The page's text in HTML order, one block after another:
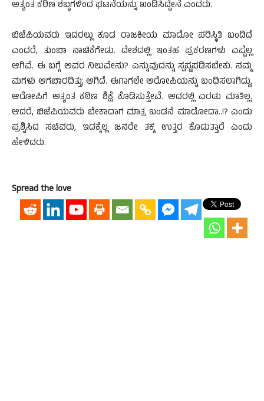
ಅತ್ಯಂತ ಕಠಿಣ ಶಬ್ಧಗಳಿಂದ ಘಟನೆಯನ್ನು ಖಂಡಿಸಿದ್ದೇನೆ ಎಂದರು.
ಬಿಜೆಪಿಯವರು ಇದರಲ್ಲು ಕೂಡ ರಾಜಕೀಯ ಮಾಡೋ ಪರಿಸ್ಥಿತಿ ಬಂದಿದೆ
ಎಂದರೆ, ತುಂಬಾ ನಾಚಿಕೆಗೇಡು. ದೇಶದಲ್ಲಿ ಇಂತಹ ಪ್ರಕರಣಗಳು ಎಷ್ಟೆಲ್ಲ
ಆಗಿವೆ. ಈ ಬಗ್ಗೆ ಅವರ ನಿಲುವೇನು? ಎನ್ನುವುದನ್ನು ಸ್ಪಷ್ಟಪಡಿಸಬೇಕು. ನಮ್ಮ
ಮಗಳು ಆಗಬಾರದಿತ್ತು; ಆಗಿದೆ. ಈಗಾಗಲೇ ಆರೋಪಿಯನ್ನು ಬಂಧಿಸಲಾಗಿದ್ದು,
ಆರೋಪಿಗೆ ಅತ್ಯಂತ ಕಠಿಣ ಶಿಕ್ಷೆ ಕೊಡಿಸುತ್ತೇವೆ. ಅದರಲ್ಲಿ ಎರಡು ಮಾತಿಲ್ಲ.
ಆದರೆ, ಬಿಜೆಪಿಯವರು ಬೇಕಾದಾಗ ಮಾತ್ರ ಖಂಡನೆ ಮಾಡೋದಾ..!? ಎಂದು
ಪ್ರಶ್ನಿಸಿದ ಸಚಿವರು, ಇದಕ್ಕೆಲ್ಲ ಜನರೇ ತಕ್ಕ ಉತ್ತರ ಕೊಡುತ್ತಾರೆ ಎಂದು
ಹೇಳಿದರು.
Spread the love